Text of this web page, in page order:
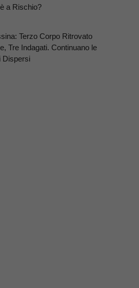
è a Rischio?
Terzo Corpo Ritrovato
Tre Indagati. Continuano le
Dispersi